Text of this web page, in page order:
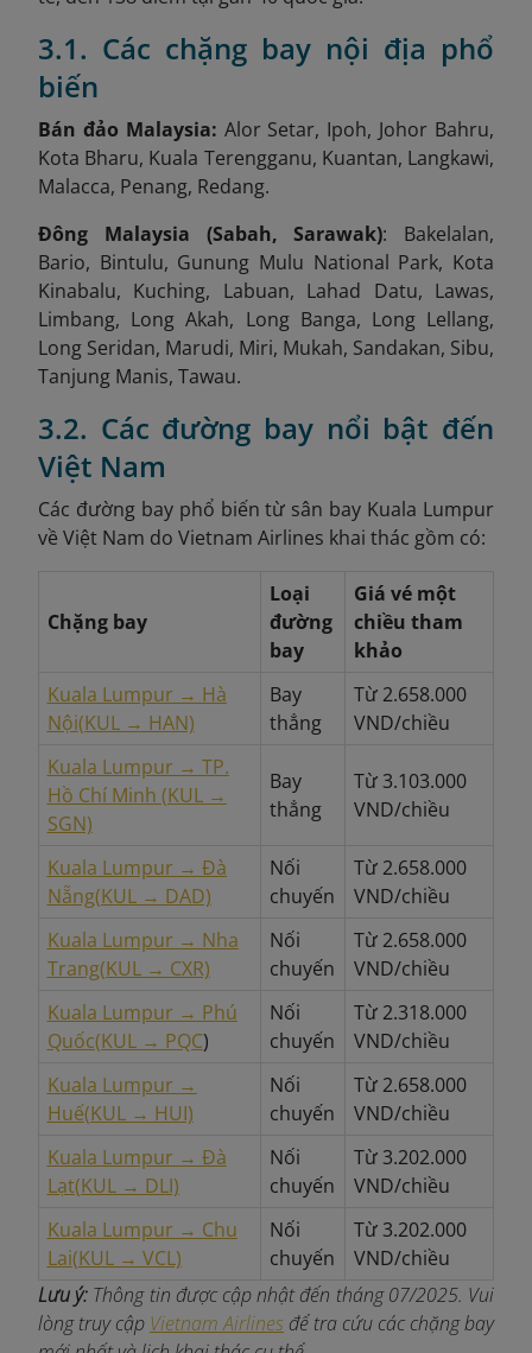
3.1. Các chặng bay nội địa phổ
biến
Bán đảo Malaysia: Alor Setar, Ipoh, Johor Bahru,
Kota Bharu, Kuala Terengganu, Kuantan, Langkawi,
Malacca, Penang, Redang.
Đông Malaysia (Sabah, Sarawak): Bakelalan,
Bario, Bintulu, Gunung Mulu National Park, Kota
Kinabalu, Kuching, Labuan, Lahad Datu, Lawas,
Limbang, Long Akah, Long Banga, Long Lellang,
Long Seridan, Marudi, Miri, Mukah, Sandakan, Sibu,
Tanjung Manis, Tawau.
3.2. Các đường bay nổi bật đến
Việt Nam
Các đường bay phổ biến từ sân bay Kuala Lumpur
về Việt Nam do Vietnam Airlines khai thác gồm có:
Chặng bay
Loại
đường
bay
Giá vé một
chiều tham
khảo
Kuala Lumpur → Hà
Nội(KUL → HAN)
Bay
thẳng
Từ 2.658.000
VND/chiều
Kuala Lumpur → TP.
Hồ Chí Minh (KUL →
SGN)
Bay
thẳng
Từ 3.103.000
VND/chiều
Kuala Lumpur → Đà
Nẵng(KUL → DAD)
Nối
chuyến
Từ 2.658.000
VND/chiều
Kuala Lumpur → Nha
Trang(KUL → CXR)
Nối
chuyến
Từ 2.658.000
VND/chiều
Kuala Lumpur → Phú
Quốc(KUL → PQC)
Nối
chuyến
Từ 2.318.000
VND/chiều
Kuala Lumpur →
Huế(KUL → HUI)
Nối
chuyến
Từ 2.658.000
VND/chiều
Kuala Lumpur → Đà
Lạt(KUL → DLI)
Nối
chuyến
Từ 3.202.000
VND/chiều
Kuala Lumpur → Chu
Lai(KUL → VCL)
Nối
chuyến
Từ 3.202.000
VND/chiều
Lưu ý: Thông tin được cập nhật đến tháng 07/2025. Vui
lòng truy cập Vietnam Airlines để tra cứu các chặng bay